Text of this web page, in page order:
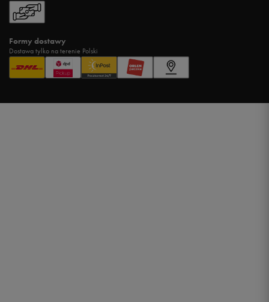
Formy dostawy
Dostawa tylko na terenie Polski